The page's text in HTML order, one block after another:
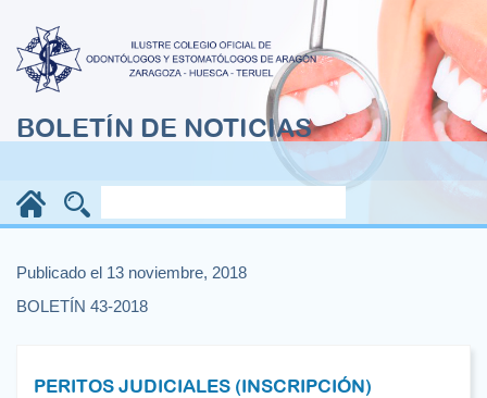
BOLETÍN DE NOTICIAS
Publicado el 13 noviembre, 2018
BOLETÍN 43-2018
PERITOS JUDICIALES (INSCRIPCIÓN)